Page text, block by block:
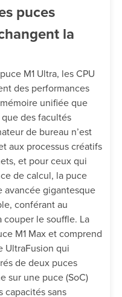
puces
la
M1 Ultra, les CPU
des performances
unifiée que
des facultés
de bureau n’est
aux processus créatifs
et pour ceux qui
de calcul, la puce
avancée gigantesque
conférant au
couper le souffle. La
M1 Max et comprend
UltraFusion qui
de deux puces
sur une puce (SoC)
capacités sans